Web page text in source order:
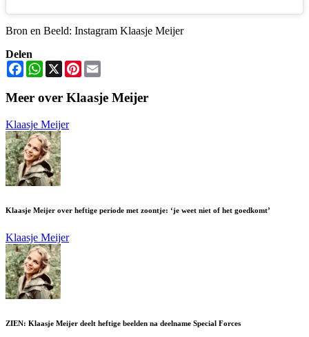
Bron en Beeld: Instagram Klaasje Meijer
Delen
FacebookWhatsApp
X Pinterest
Meer over Klaasje Meijer
Klaasje Meijer
Klaasje Meijer over heftige periode met zoontje: ‘je weet niet of het goedkomt’
Klaasje Meijer
ZIEN: Klaasje Meijer deelt heftige beelden na deelname Special Forces